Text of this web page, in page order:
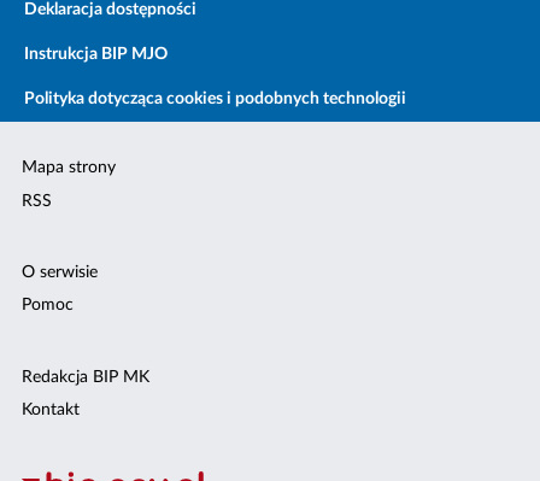
Deklaracja dostępności
Instrukcja BIP MJO
Polityka dotycząca cookies i podobnych technologii
Mapa strony
RSS
O serwisie
Pomoc
Redakcja BIP MK
Kontakt